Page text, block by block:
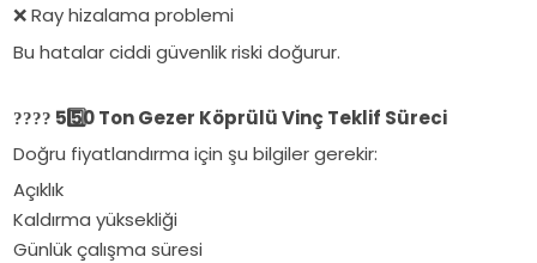
❌ Ray hizalama problemi
Bu hatalar ciddi güvenlik riski doğurur.
???? 5️50 Ton Gezer Köprülü Vinç Teklif Süreci
Doğru fiyatlandırma için şu bilgiler gerekir:
Açıklık
Kaldırma yüksekliği
Günlük çalışma süresi